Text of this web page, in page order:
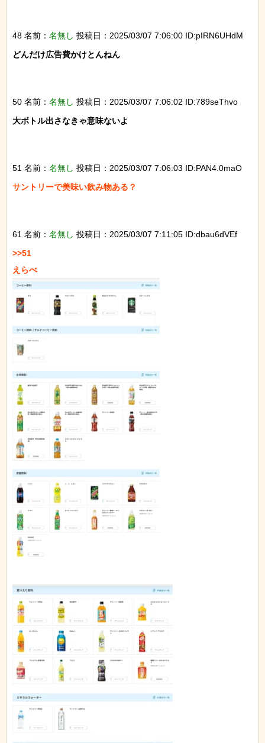
48 名前： 名無し 投稿日：2025/03/07 7:06:00 ID:pIRN6UHdM
どんだけ広告費かけとんねん
50 名前： 名無し 投稿日：2025/03/07 7:06:02 ID:789seThvo
大ボトル出さなきゃ意味ないよ
51 名前： 名無し 投稿日：2025/03/07 7:06:03 ID:PAN4.0maO
サントリーで美味い飲み物ある？
61 名前： 名無し 投稿日：2025/03/07 7:11:05 ID:dbau6dVEf
>>51